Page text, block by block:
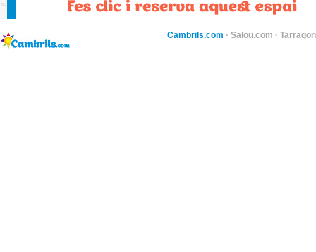
Cambrils.com · Salou.com ·